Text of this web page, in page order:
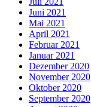
Juni 2021
Mai 2021
April 2021
Februar 2021
Januar 2021
Dezember 2020
November 2020
Oktober 2020
September 2020